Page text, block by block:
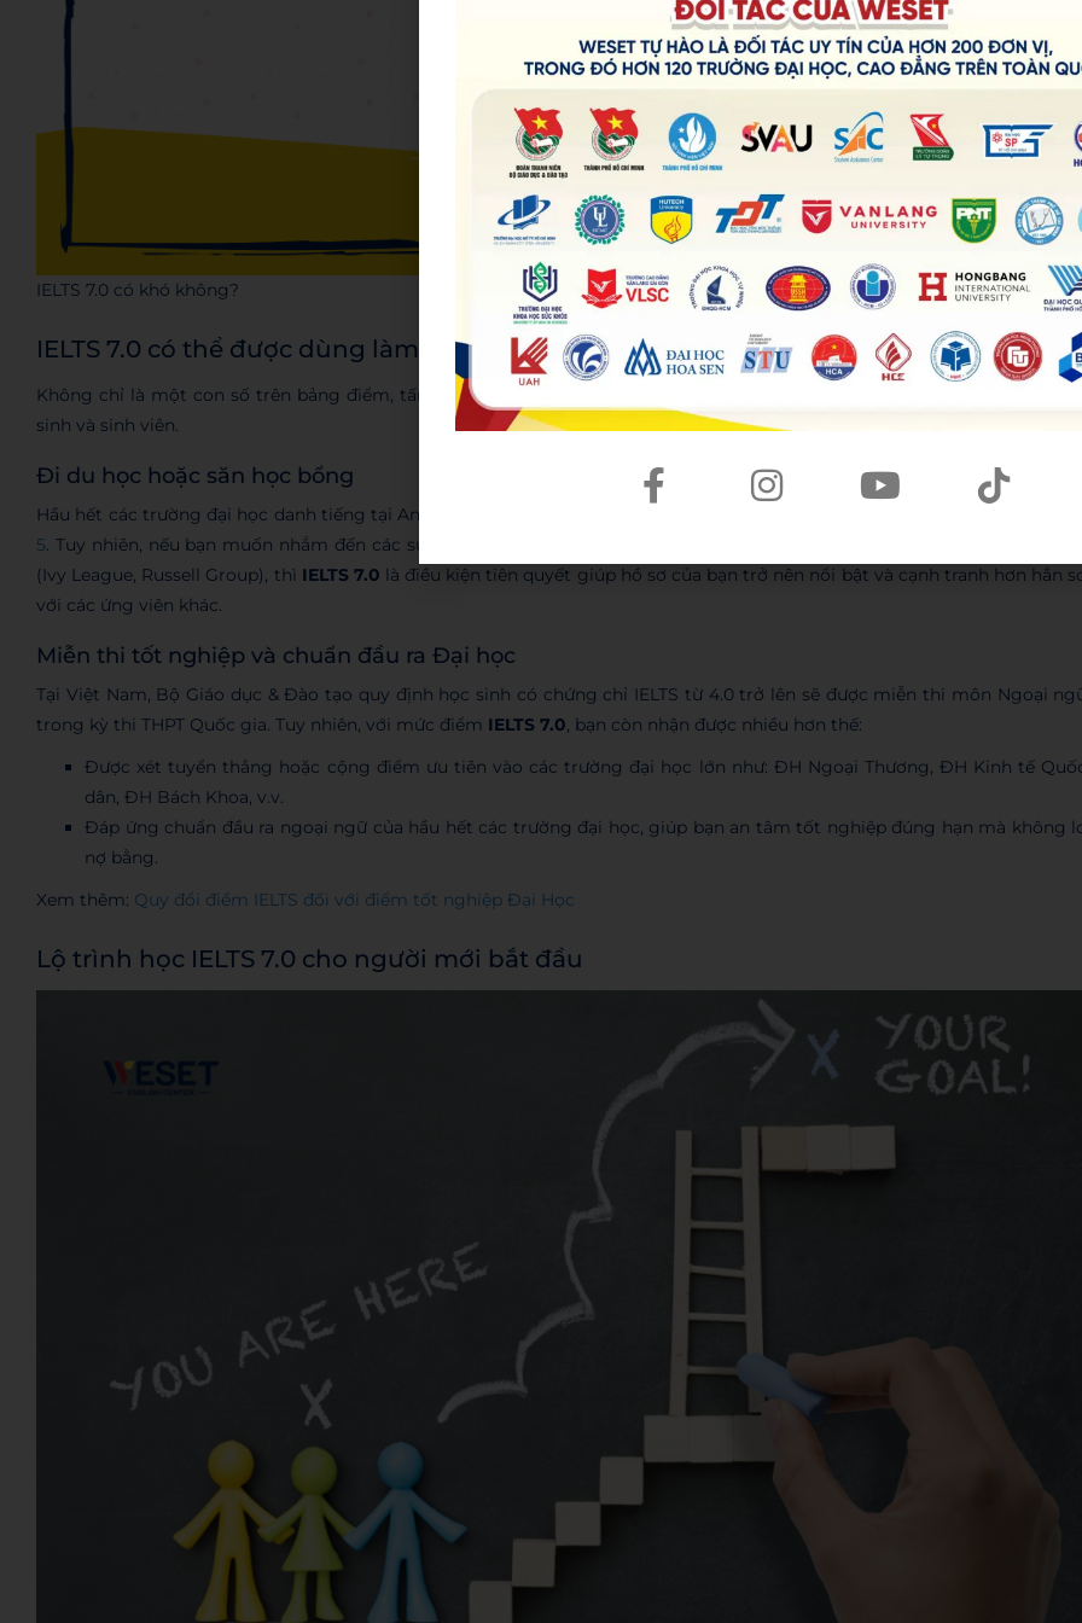
IELTS 7.0 có khó không?
IELTS 7.0 có thể được dùng làm gì?
Không chỉ là một con số trên bảng điểm, tấm bằng
sinh và sinh viên.
Đi du học hoặc săn học bổng
Hầu hết các trường đại học danh tiếng tại Anh, Mỹ, Úc, Canada đều yêu cầu mức điểm đầu vào cho du học sinh là từ
5. Tuy nhiên, nếu bạn muốn nhắm đến các suất học bổng giá trị cao (50% – 100%) hoặc nộp hồ sơ vào các trường Top
(Ivy League, Russell Group), thì IELTS 7.0 là điều kiện tiên quyết giúp hồ sơ của bạn trở nên nổi bật và cạnh tranh hơn hẳn
với các ứng viên khác.
Miễn thi tốt nghiệp và chuẩn đầu ra Đại học
Tại Việt Nam, Bộ Giáo dục & Đào tạo quy định học sinh có chứng chỉ IELTS từ 4.0 trở lên sẽ được miễn thi môn Ngoại
trong kỳ thi THPT Quốc gia. Tuy nhiên, với mức điểm IELTS 7.0, bạn còn nhận được nhiều hơn thế:
Được xét tuyển thẳng hoặc cộng điểm ưu tiên vào các trường đại học lớn như: ĐH Ngoại Thương, ĐH Kinh tế
dân, ĐH Bách Khoa, v.v.
Đáp ứng chuẩn đầu ra ngoại ngữ của hầu hết các trường đại học, giúp bạn an tâm tốt nghiệp đúng hạn mà không
nợ bằng.
Xem thêm: Quy đổi điểm IELTS đối với điểm tốt nghiệp Đại Học
Lộ trình học IELTS 7.0 cho người mới bắt đầu